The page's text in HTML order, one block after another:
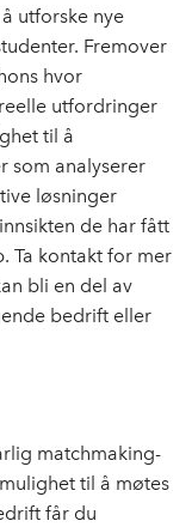
utforske nye
Fremover
hvor
utfordringer
til å
som analyserer
løsninger
de har fått
Ta kontakt for mer
bli en del av
bedrift eller
matchmaking-
til å møtes
får du